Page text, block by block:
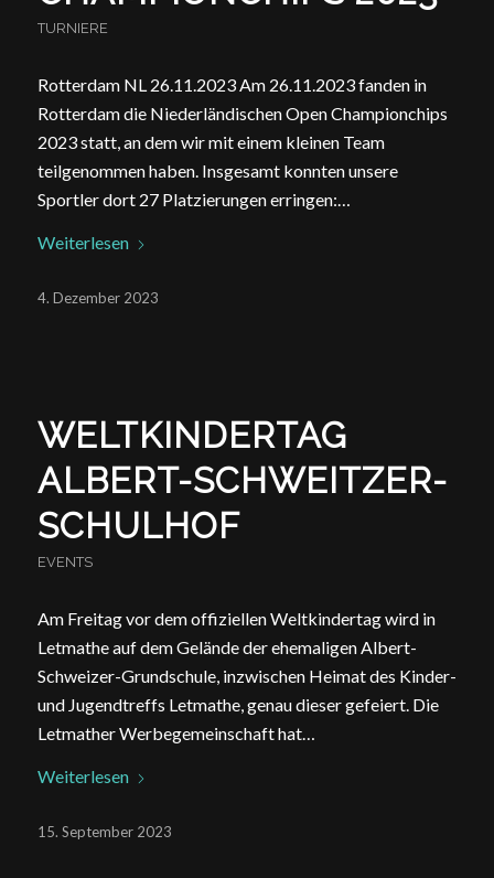
TURNIERE
Rotterdam NL 26.11.2023 Am 26.11.2023 fanden in
Rotterdam die Niederländischen Open Championchips
2023 statt, an dem wir mit einem kleinen Team
teilgenommen haben. Insgesamt konnten unsere
Sportler dort 27 Platzierungen erringen:…
Weiterlesen
4. Dezember 2023
WELTKINDERTAG
ALBERT-SCHWEITZER-
SCHULHOF
EVENTS
Am Freitag vor dem offiziellen Weltkindertag wird in
Letmathe auf dem Gelände der ehemaligen Albert-
Schweizer-Grundschule, inzwischen Heimat des Kinder-
und Jugendtreffs Letmathe, genau dieser gefeiert. Die
Letmather Werbegemeinschaft hat…
Weiterlesen
15. September 2023